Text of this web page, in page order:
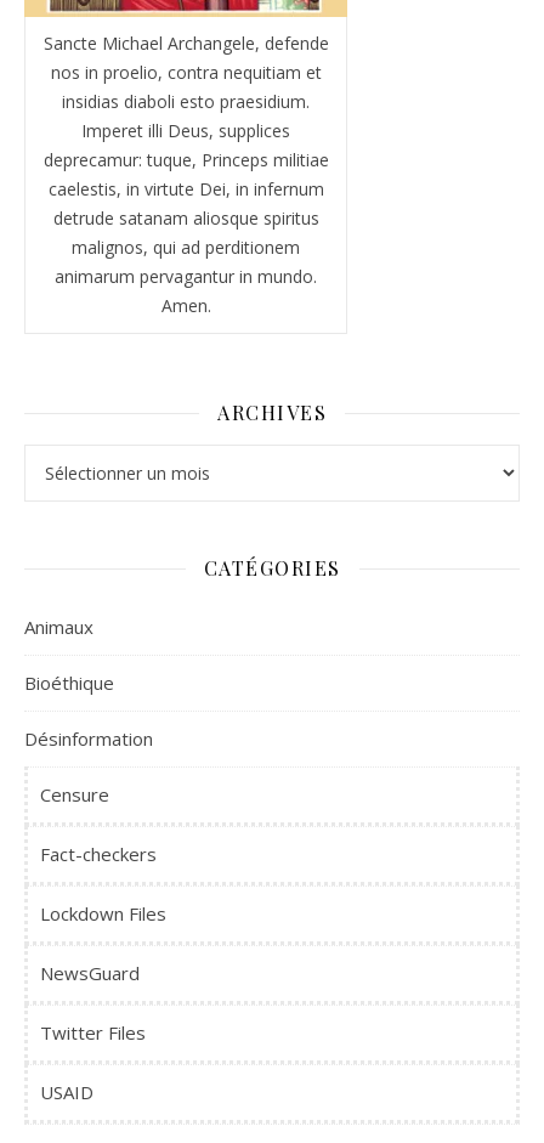
Sancte Michael Archangele, defende
nos in proelio, contra nequitiam et
insidias diaboli esto praesidium.
Imperet illi Deus, supplices
deprecamur: tuque, Princeps militiae
caelestis, in virtute Dei, in infernum
detrude satanam aliosque spiritus
malignos, qui ad perditionem
animarum pervagantur in mundo.
Amen.
ARCHIVES
CATÉGORIES
Animaux
Bioéthique
Désinformation
Censure
Fact-checkers
Lockdown Files
NewsGuard
Twitter Files
USAID